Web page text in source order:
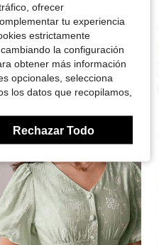
Ahorro de $6.48
-35% Vestido de malla de manga larga con volantes elegante y casual para mujer, primavera
cupón
ofrecer
tu experiencia
estrictamente
la configuración
obtener más información
opcionales, selecciona
los datos que recopilamos,
Rechazar Todo